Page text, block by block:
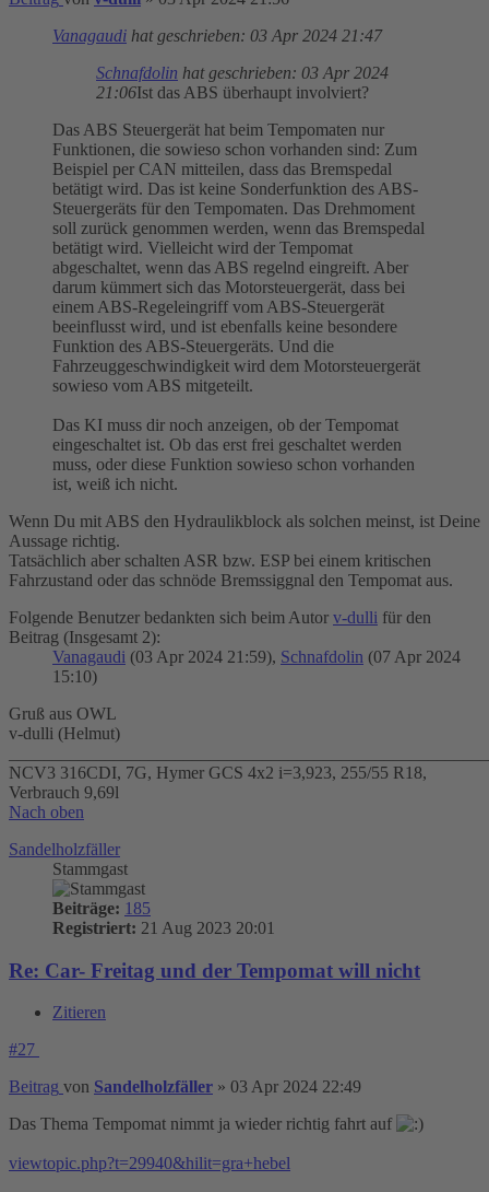
Vanagaudi hat geschrieben: 03 Apr 2024 21:47
Schnafdolin hat geschrieben: 03 Apr 2024
21:06Ist das ABS überhaupt involviert?
Das ABS Steuergerät hat beim Tempomaten nur
Funktionen, die sowieso schon vorhanden sind: Zum
Beispiel per CAN mitteilen, dass das Bremspedal
betätigt wird. Das ist keine Sonderfunktion des ABS-
Steuergeräts für den Tempomaten. Das Drehmoment
soll zurück genommen werden, wenn das Bremspedal
betätigt wird. Vielleicht wird der Tempomat
abgeschaltet, wenn das ABS regelnd eingreift. Aber
darum kümmert sich das Motorsteuergerät, dass bei
einem ABS-Regeleingriff vom ABS-Steuergerät
beeinflusst wird, und ist ebenfalls keine besondere
Funktion des ABS-Steuergeräts. Und die
Fahrzeuggeschwindigkeit wird dem Motorsteuergerät
sowieso vom ABS mitgeteilt.
Das KI muss dir noch anzeigen, ob der Tempomat
eingeschaltet ist. Ob das erst frei geschaltet werden
muss, oder diese Funktion sowieso schon vorhanden
ist, weiß ich nicht.
Wenn Du mit ABS den Hydraulikblock als solchen meinst, ist Deine
Aussage richtig.
Tatsächlich aber schalten ASR bzw. ESP bei einem kritischen
Fahrzustand oder das schnöde Bremssiggnal den Tempomat aus.
Folgende Benutzer bedankten sich beim Autor v-dulli für den
Beitrag (Insgesamt 2):
Vanagaudi (03 Apr 2024 21:59), Schnafdolin (07 Apr 2024
15:10)
Gruß aus OWL
v-dulli (Helmut)
NCV3 316CDI, 7G, Hymer GCS 4x2 i=3,923, 255/55 R18,
Verbrauch 9,69l
Nach oben
Sandelholzfäller
Stammgast
Beiträge: 185
Registriert: 21 Aug 2023 20:01
Re: Car- Freitag und der Tempomat will nicht
Zitieren
#27
Beitrag von Sandelholzfäller » 03 Apr 2024 22:49
Das Thema Tempomat nimmt ja wieder richtig fahrt auf
viewtopic.php?t=29940&hilit=gra+hebel